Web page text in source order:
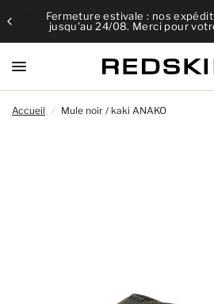
Fermeture estivale : nos
jusqu'au 24/08. Merci pour
Accueil / Mule noir / kaki ANAKO